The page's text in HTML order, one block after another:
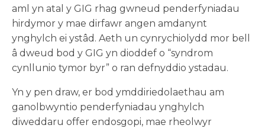
aml yn atal y GIG rhag gwneud penderfyniadau
hirdymor y mae dirfawr angen amdanynt
ynghylch ei ystâd. Aeth un cynrychiolydd mor bell
â dweud bod y GIG yn dioddef o “syndrom
cynllunio tymor byr” o ran defnyddio ystadau.
Yn y pen draw, er bod ymddiriedolaethau am
ganolbwyntio penderfyniadau ynghylch
diweddaru offer endosgopi, mae rheolwyr